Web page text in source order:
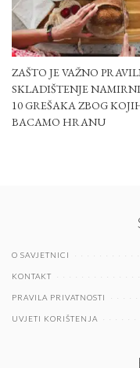
ZAŠTO JE VAŽNO
SKLADIŠTENJE
10 GREŠAKA ZBOG
BACAMO HRANU
O SAVJETNICI
KONTAKT
PRAVILA PRIVATNOSTI
UVJETI KORIŠTENJA